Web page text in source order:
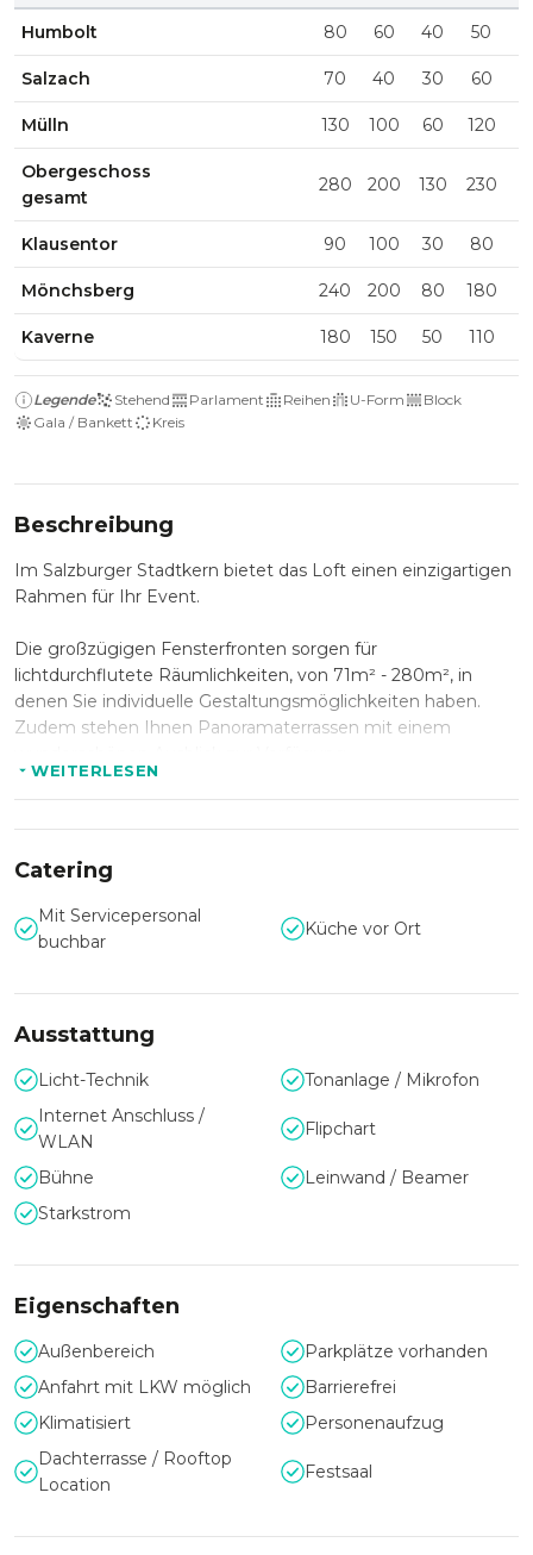
Humbolt 80 60 40 50
Salzach 70 40 30 60
Mülln 130 100 60 120
Obergeschoss
gesamt
280 200 130 230
Klausentor 90 100 30 80
Mönchsberg 240 200 80 180
Kaverne 180 150 50 110
Legende Stehend Parlament Reihen U-Form
Block
Gala / Bankett
Kreis
Beschreibung
Im Salzburger Stadtkern bietet das Loft einen einzigartigen
Rahmen für Ihr Event.
Die großzügigen Fensterfronten sorgen für
lichtdurchflutete Räumlichkeiten, von 71m² - 280m², in
denen Sie individuelle Gestaltungsmöglichkeiten haben.
Zudem stehen Ihnen Panoramaterrassen mit einem
Als Kontrast zu den modernen Räumlichkeiten des oberen
Geschosses eröffnet sich Ihnen im unteren Geschoss eine
historische Welt mit besonders viel Charme.
Die 1786 in den Mönchsberg gebaute Kaverne bietet einen
Rahmen für Events in besonderem Ambiente.
Vom Geburtstag im kleinen Rahmen, über Hochzeiten, bis
hier alles möglich.
Durch die zentrale Lage ist das Loft zudem hervorragend
erreichbar.
WEITERLESEN
Catering
Mit Servicepersonal
buchbar
Küche vor Ort
Ausstattung
Licht-Technik
Tonanlage / Mikrofon
Internet Anschluss /
WLAN
Flipchart
Bühne
Leinwand / Beamer
Starkstrom
Eigenschaften
Außenbereich
Parkplätze vorhanden
Anfahrt mit LKW möglich
Barrierefrei
Klimatisiert
Personenaufzug
Dachterrasse / Rooftop
Location
Festsaal